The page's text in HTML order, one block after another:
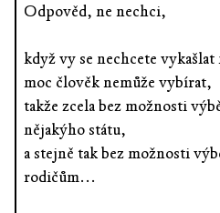
Odpověd, ne nechci,
když vy se nechcete
moc člověk nemůže vybírat,
takže zcela bez možnosti
nějakýho státu,
a stejně tak bez možnosti
rodičům...